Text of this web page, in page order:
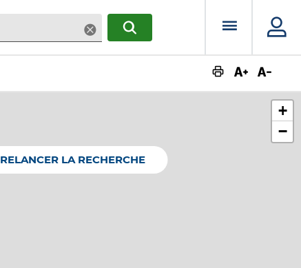
SupprimerRECHERCHERMenu
+
−
RELANCER LA RECHERCHE